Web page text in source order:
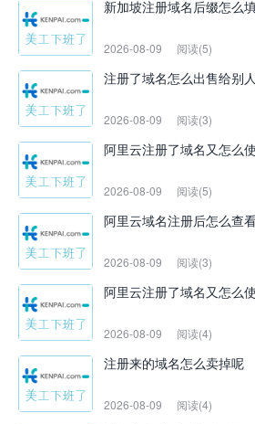
新加坡注册域名后缀怎么
2026-08-09 阅读(5)
注册了域名怎么出售给别
2026-08-09 阅读(3)
阿里云注册了域名又怎么
2026-08-09 阅读(5)
阿里云域名注册后怎么查
2026-08-09 阅读(3)
阿里云注册了域名又怎么
2026-08-09 阅读(4)
注册来的域名怎么卖掉呢
2026-08-09 阅读(4)